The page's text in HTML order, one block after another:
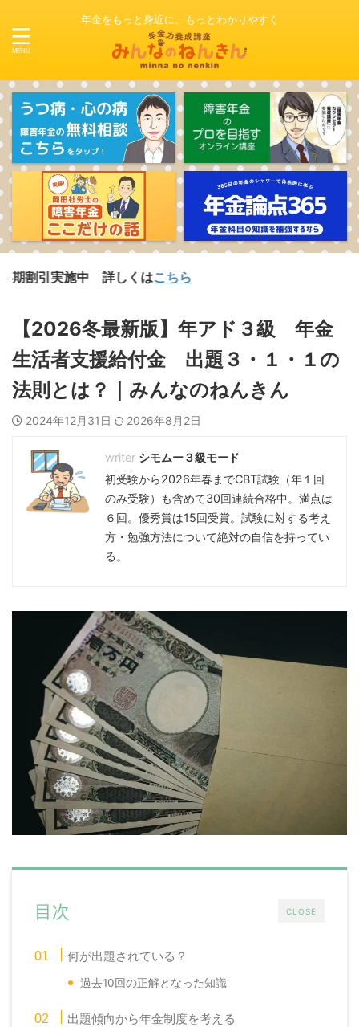
年金をもっと身近に、もっとわかりやすく
中 詳しくは こちら
【2026冬最新版】年アド３級 年金
生活者支援給付金 出題３・１・１の
法則とは？｜みんなのねんきん
2024年12月31日 2026年8月2日
シモムー３級モード
初受験から2026年春までCBT試験（年１回
のみ受験）も含めて30回連続合格中。満点は
６回。優秀賞は15回受賞。試験に対する考え
方・勉強方法について絶対の自信を持ってい
る。
CLOSE
目次
何が出題されている？
過去10回の正解となった知識
出題傾向から年金制度を考える